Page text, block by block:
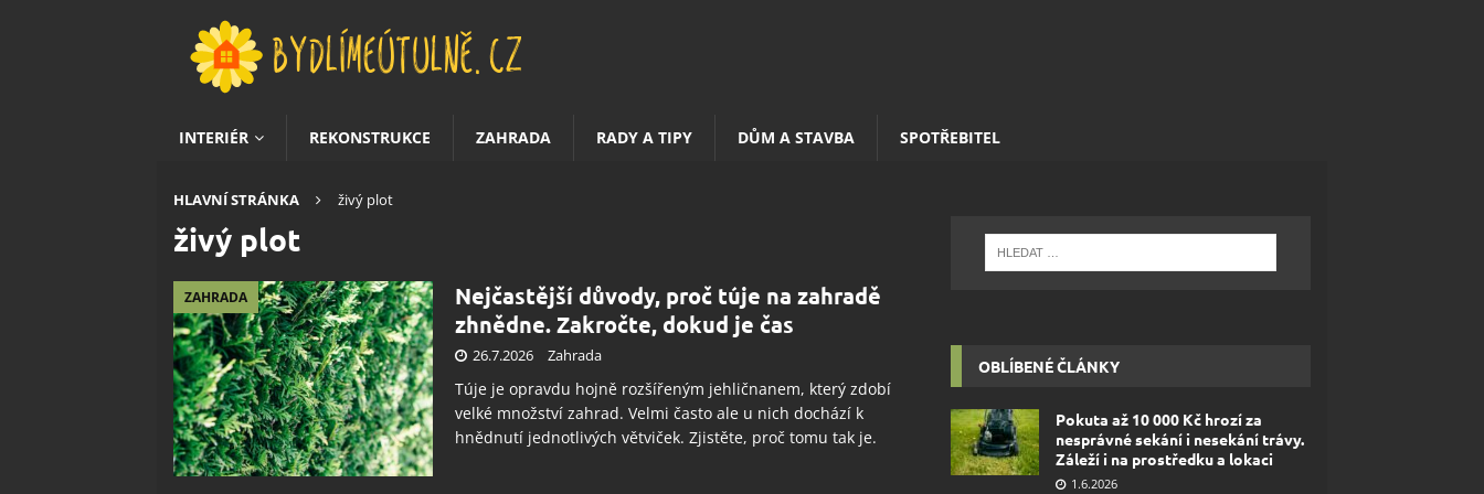
INTERIÉR REKONSTRUKCE ZAHRADA RADY A TIPY DŮM A STAVBA SPOTŘEBITEL
HLAVNÍ STRÁNKA živý plot
živý plot
ZAHRADA
Nejčastější důvody, proč túje na zahradě
zhnědne. Zakročte, dokud je čas
26.7.2026 Zahrada
Túje je opravdu hojně rozšířeným jehličnanem, který zdobí
velké množství zahrad. Velmi často ale u nich dochází k
hnědnutí jednotlivých větviček. Zjistěte, proč tomu tak je.
OBLÍBENÉ ČLÁNKY
Pokuta až 10 000 Kč hrozí za
nesprávné sekání i nesekání trávy.
Záleží i na prostředku a lokaci
1.6.2026